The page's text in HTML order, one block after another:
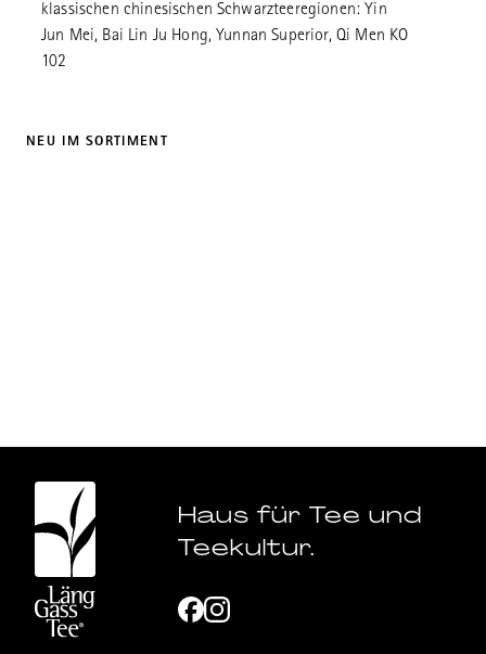
klassischen chinesischen Schwarzteeregionen: Yin
Jun Mei, Bai Lin Ju Hong, Yunnan Superior, Qi Men KO
102
NEU IM SORTIMENT
Haus für Tee und
Teekultur.